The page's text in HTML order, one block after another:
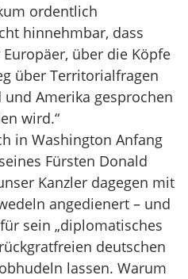
ordentlich
hinnehmbar, dass
über die Köpfe
über Territorialfragen
und Amerika gesprochen
wird.“
in Washington Anfang
Fürsten Donald
Kanzler dagegen mit
angedienert – und
sein „diplomatisches
deutschen
lassen. Warum